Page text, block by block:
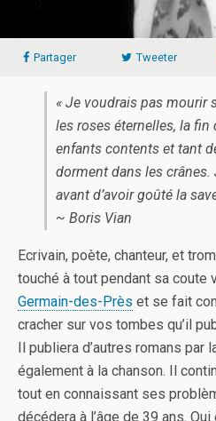
Partager Tweeter
« Je voudrais pas mourir
les roses éternelles, la fin
enfants contents et tant
dorment dans les
avant d’avoir goûté la
~ Boris Vian
Ecrivain, poète, chanteur, et
touché à tout pendant sa coute
Germain-des-Près et se fait
cracher sur vos tombes qu’il
Il publiera d’autres romans par
également à la chanson. Il
tout en connaissant ses
décédera à l’âge de 39 ans.